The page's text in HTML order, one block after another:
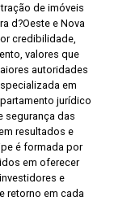
de imóveis
d?Oeste e Nova
credibilidade,
valores que
autoridades
em
jurídico
segurança das
resultados e
é formada por
em oferecer
e
retorno em cada